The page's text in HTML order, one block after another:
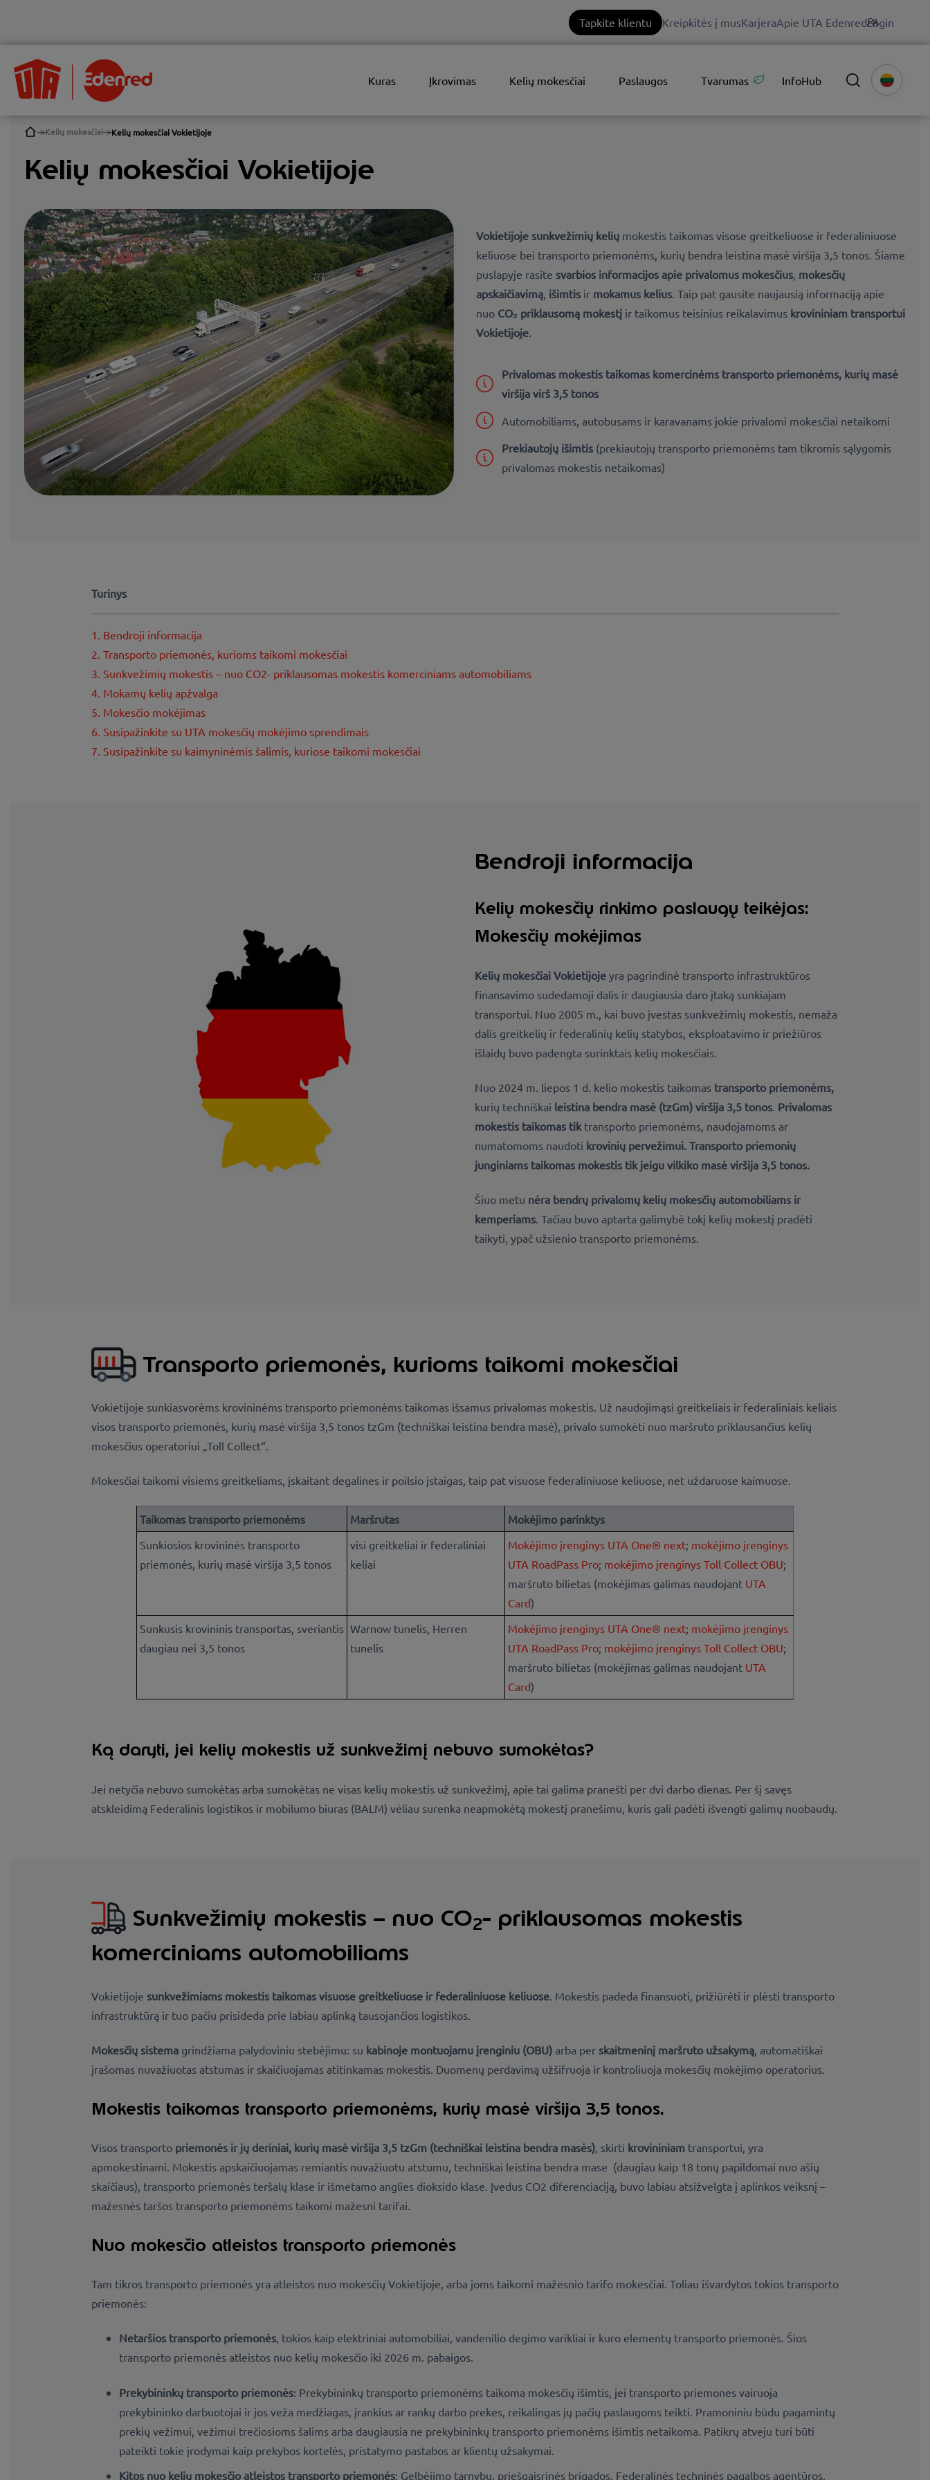
Tapkite klientu Kreipkitės į musKarjeraApie UTA EdenredLogin
Kuras Įkrovimas Kelių mokesčiai Paslaugos Tvarumas InfoHub
Kelių mokesčiai Kelių mokesčiai Vokietijoje
Kelių mokesčiai Vokietijoje
Vokietijoje sunkvežimių kelių mokestis taikomas visose greitkeliuose ir federaliniuose
keliuose bei transporto priemonėms, kurių bendra leistina masė viršija 3,5 tonos. Šiame
puslapyje rasite svarbios informacijos apie privalomus mokesčius mokesčių
apskaičiavimą išimtis ir mokamus kelius . Taip pat gausite naujausią informaciją apie
nuo CO₂ priklausomą mokestį ir taikomus teisinius reikalavimus krovininiam transportui
Vokietijoje
Privalomas mokestis taikomas komercinėms transporto priemonėms, kurių masė
viršija virš 3,5 tonos
Automobiliams, autobusams ir karavanams jokie privalomi mokesčiai netaikomi
Prekiautojų išimtis (prekiautojų transporto priemonėms tam tikromis sąlygomis
privalomas mokestis netaikomas)
Turinys
1. Bendroji informacija
2. Transporto priemonės, kurioms taikomi mokesčiai
3. Sunkvežimių mokestis – nuo CO2- priklausomas mokestis komerciniams automobiliams
4. Mokamų kelių apžvalga
5. Mokesčio mokėjimas
6. Susipažinkite su UTA mokesčių mokėjimo sprendimais
7. Susipažinkite su kaimyninėmis šalimis, kuriose taikomi mokesčiai
Bendroji informacija
Kelių mokesčių rinkimo paslaugų teikėjas:
Mokesčių mokėjimas
Kelių mokesčiai Vokietijojeyra pagrindinė transporto infrastruktūros
finansavimo sudedamoji dalisir daugiausia daro įtaką sunkiajam
transportui . Nuo 2005 m., kai buvo įvestas sunkvežimių mokestis, nemaža
dalis greitkelių ir federalinių kelių statybos, eksploatavimo ir priežiūros
išlaidų buvo padengta surinktais kelių mokesčiais.
Nuo 2024 m. liepos 1 d. kelio mokestis taikomas transporto priemonėms,
kurių techniškai leistina bendra masė (tzGm) viršija 3,5 tonos. Privalomas
mokestis taikomas tiktransporto priemonėms, naudojamoms ar
numatomoms naudoti krovinių pervežimui. Transporto priemonių
junginiams taikomas mokestis tik jeigu vilkiko masė viršija 3,5 tonos.
Šiuo metu nėra bendrų privalomų kelių mokesčių automobiliams ir
kemperiams. Tačiau buvo aptarta galimybė tokį kelių mokestį pradėti
taikyti, ypač užsienio transporto priemonėms.
Transporto priemonės, kurioms taikomi mokesčiai
Vokietijoje sunkiasvorėms krovininėms transporto priemonėms taikomas išsamus privalomas mokestis. Už naudojimąsi greitkeliais ir federaliniais keliais
visos transporto priemonės, kurių masė viršija 3,5 tonos tzGm (techniškai leistina bendra masė), privalo sumokėti nuo maršruto priklausančius kelių
mokesčius operatoriui „Toll Collect“.
Mokesčiai taikomi visiems greitkeliams, įskaitant degalines ir poilsio įstaigas, taip pat visuose federaliniuose keliuose, net uždaruose kaimuose.
Taikomas transporto priemonėms Maršrutas
Mokėjimo parinktys
Sunkiosios krovininės transporto
priemonės, kurių masė viršija 3,5 tonos
visi greitkeliai ir federaliniai
keliai
Mokėjimo įrenginys UTA One® next; mokėjimo įrenginys
UTA RoadPass Pro; mokėjimo įrenginys Toll Collect OBU;
maršruto bilietas (mokėjimas galimas naudojantUTA
Card)
Sunkusis krovininis transportas, sveriantis
daugiau nei 3,5 tonos
Warnow tunelis, Herren
tunelis
Mokėjimo įrenginys UTA One® next; mokėjimo įrenginys
UTA RoadPass Pro; mokėjimo įrenginys Toll Collect OBU;
maršruto bilietas (mokėjimas galimas naudojantUTA
Card)
Ką daryti, jei kelių mokestis už sunkvežimį nebuvo sumokėtas?
Jei netyčia nebuvo sumokėtas arba sumokėtas ne visas kelių mokestis už sunkvežimį, apie tai galima pranešti per dvi darbo dienas. Per šį savęs
atskleidimą Federalinis logistikos ir mobilumo biuras (BALM) vėliau surenka neapmokėtą mokestį pranešimu, kuris gali padėti išvengti galimų nuobaudų.
Sunkvežimių mokestis – nuo CO2- priklausomas mokestis
komerciniams automobiliams
Vokietijoje sunkvežimiams mokestis taikomas visuose greitkeliuose ir federaliniuose keliuose. Mokestis padeda finansuoti, prižiūrėti ir plėsti transporto
infrastruktūrą ir tuo pačiu prisideda prie labiau aplinką tausojančios logistikos.
Mokesčių sistema grindžiama palydoviniu stebėjimu: su kabinoje montuojamu įrenginiu (OBU) arba per skaitmeninį maršruto užsakymą, automatiškai
įrašomas nuvažiuotas atstumas ir skaičiuojamas atitinkamas mokestis. Duomenų perdavimą užšifruoja ir kontroliuoja mokesčių mokėjimo operatorius.
Mokestis taikomas transporto priemonėms, kurių masė viršija 3,5 tonos.
Visos transporto priemonės ir jų deriniai, kurių masė viršija 3,5 tzGm (techniškai leistina bendra masės), skirti krovininiam transportui, yra
apmokestinami. Mokestis apskaičiuojamas remiantis nuvažiuotu atstumu, techniškai leistina bendra mase (daugiau kaip 18 tonų papildomai nuo ašių
skaičiaus), transporto priemonės teršalų klase ir išmetamo anglies dioksido klase. Įvedus CO2 diferenciaciją, buvo labiau atsižvelgta į aplinkos veiksnį –
mažesnės taršos transporto priemonėms taikomi mažesni tarifai.
Nuo mokesčio atleistos transporto priemonės
Tam tikros transporto priemonės yra atleistos nuo mokesčių Vokietijoje, arba joms taikomi mažesnio tarifo mokesčiai. Toliau išvardytos tokios transporto
priemonės:
Netaršios transporto priemonės, tokios kaip elektriniai automobiliai, vandenilio degimo varikliai ir kuro elementų transporto priemonės. Šios
transporto priemonės atleistos nuo kelių mokesčio iki 2026 m. pabaigos.
Prekybininkų transporto priemonės: Prekybininkų transporto priemonėms taikoma mokesčių išimtis, jei transporto priemones vairuoja
prekybininko darbuotojai ir jos veža medžiagas, įrankius ar rankų darbo prekes, reikalingas jų pačių paslaugoms teikti. Pramoniniu būdu pagamintų
prekių vežimui, vežimui trečiosioms šalims arba daugiausia ne prekybininkų transporto priemonėms išimtis netaikoma. Patikrų atveju turi būti
pateikti tokie įrodymai kaip prekybos kortelės, pristatymo pastabos ar klientų užsakymai.
Kitos nuo kelių mokesčio atleistos transporto priemonės: Gelbėjimo tarnybų, priešgaisrinės brigados, Federalinės techninės pagalbos agentūros,